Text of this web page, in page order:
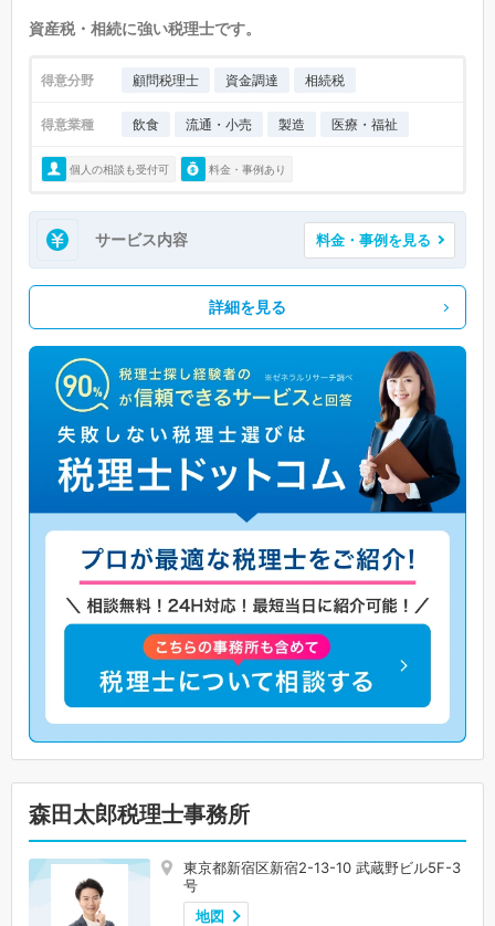
資産税・相続に強い税理士です。
得意分野 顧問税理士 資金調達 相続税
得意業種 飲食 流通・小売 製造 医療・福祉
個人の相談も受付可 料金・事例あり
サービス内容 料金・事例を見る
詳細を見る
森田太郎税理士事務所
東京都新宿区新宿2-13-10 武蔵野ビル5F-3
号
地図